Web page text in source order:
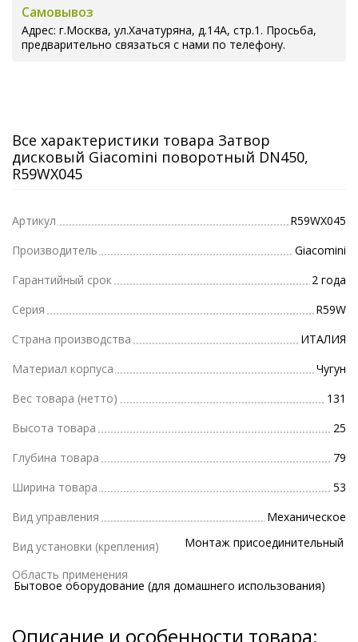
Самовывоз
Адрес: г.Москва, ул.Хачатуряна, д.14А, стр.1. Просьба,
предварительно связаться с нами по телефону.
Все характеристики товара Затвор
дисковый Giacomini поворотный DN450,
R59WX045
Артикул
R59WX045
Производитель
Giacomini
Гарантийный срок
2 года
Серия
R59W
Страна производства
ИТАЛИЯ
Материал корпуса
Чугун
Вес товара (нетто)
131
Высота товара
25
Глубина товара
79
Ширина товара
53
Вид управления
Механическое
Вид установки (крепления)
Монтаж присоединительный
Область применения
Бытовое оборудование (для домашнего использования)
Описание и особенности товара: